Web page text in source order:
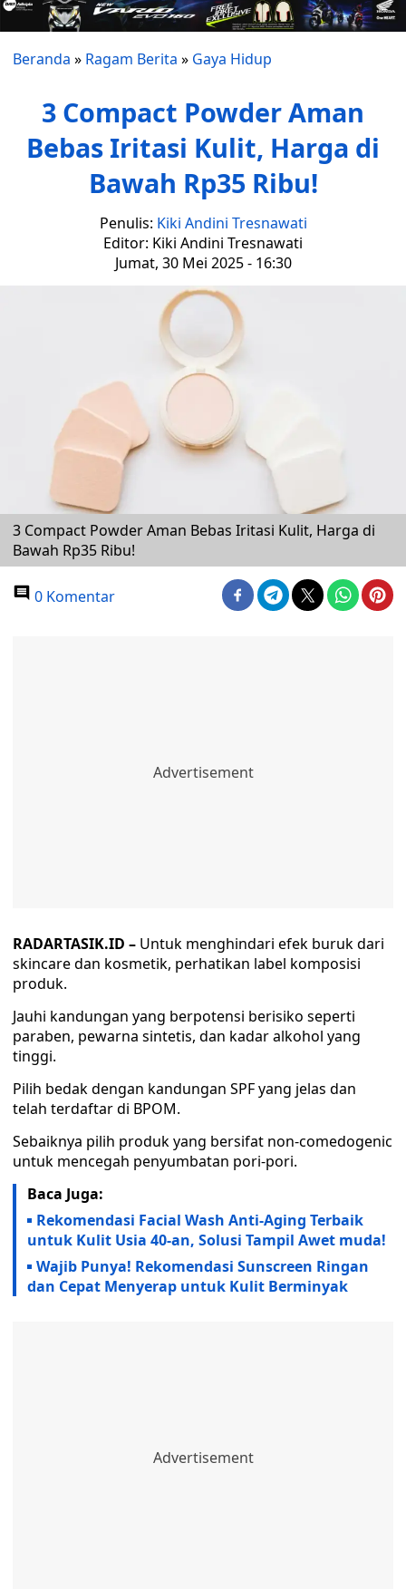
Beranda » Ragam Berita » Gaya Hidup
3 Compact Powder Aman
Bebas Iritasi Kulit, Harga di
Bawah Rp35 Ribu!
Penulis: Kiki Andini Tresnawati
Editor: Kiki Andini Tresnawati
Jumat, 30 Mei 2025 - 16:30
3 Compact Powder Aman Bebas Iritasi Kulit, Harga di
Bawah Rp35 Ribu!
0 Komentar
RADARTASIK.ID – Untuk menghindari efek buruk dari
skincare dan kosmetik, perhatikan label komposisi
produk.
Jauhi kandungan yang berpotensi berisiko seperti
paraben, pewarna sintetis, dan kadar alkohol yang
tinggi.
Pilih bedak dengan kandungan SPF yang jelas dan
telah terdaftar di BPOM.
Sebaiknya pilih produk yang bersifat non-comedogenic
untuk mencegah penyumbatan pori-pori.
Baca Juga:
Rekomendasi Facial Wash Anti-Aging Terbaik
untuk Kulit Usia 40-an, Solusi Tampil Awet muda!
Wajib Punya! Rekomendasi Sunscreen Ringan
dan Cepat Menyerap untuk Kulit Berminyak